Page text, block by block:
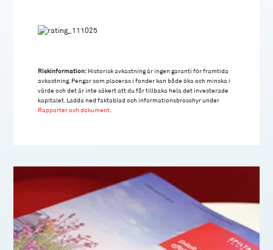
Riskinformation: Historisk avkastning är ingen garanti för framtida
avkastning. Pengar som placeras i fonder kan både öka och minska i
värde och det är inte säkert att du får tillbaka hela det investerade
kapitalet. Ladda ned faktablad och informationsbroschyr under
Rapporter och dokument